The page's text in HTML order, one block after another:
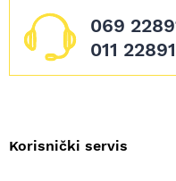
069
011
Korisnički servis